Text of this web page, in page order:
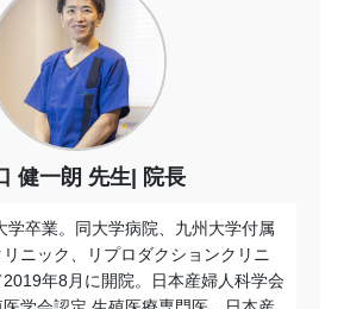
健一朗 先生 院長
学卒業。同大学病院、九州大学付属
ニック、リプロダクションクリニ
2019年8月に開院。日本産婦人科学会